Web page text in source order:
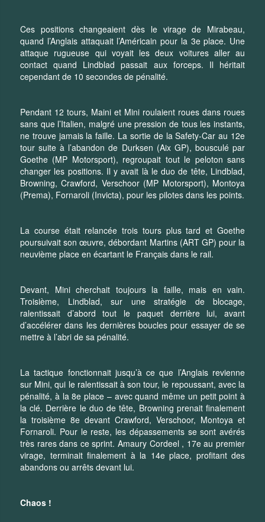
Ces positions changeaient dès le virage de Mirabeau,
quand l’Anglais attaquait l’Américain pour la 3e place. Une
attaque rugueuse qui voyait les deux voitures aller au
contact quand Lindblad passait aux forceps. Il héritait
cependant de 10 secondes de pénalité.
Pendant 12 tours, Maini et Mini roulaient roues dans roues
sans que l’Italien, malgré une pression de tous les instants,
ne trouve jamais la faille. La sortie de la Safety-Car au 12e
tour suite à l’abandon de Durksen (Aix GP), bousculé par
Goethe (MP Motorsport), regroupait tout le peloton sans
changer les positions. Il y avait là le duo de tête, Lindblad,
Browning, Crawford, Verschoor (MP Motorsport), Montoya
(Prema), Fornaroli (Invicta), pour les pilotes dans les points.
La course était relancée trois tours plus tard et Goethe
poursuivait son œuvre, débordant Martins (ART GP) pour la
neuvième place en écartant le Français dans le rail.
Devant, Mini cherchait toujours la faille, mais en vain.
Troisième, Lindblad, sur une stratégie de blocage,
ralentissait d’abord tout le paquet derrière lui, avant
d’accélérer dans les dernières boucles pour essayer de se
mettre à l’abri de sa pénalité.
La tactique fonctionnait jusqu’à ce que l’Anglais revienne
sur Mini, qui le ralentissait à son tour, le repoussant, avec la
pénalité, à la 8e place – avec quand même un petit point à
la clé. Derrière le duo de tête, Browning prenait finalement
la troisième 8e devant Crawford, Verschoor, Montoya et
Fornaroli. Pour le reste, les dépassements se sont avérés
très rares dans ce sprint. Amaury Cordeel , 17e au premier
virage, terminait finalement à la 14e place, profitant des
abandons ou arrêts devant lui.
Chaos !